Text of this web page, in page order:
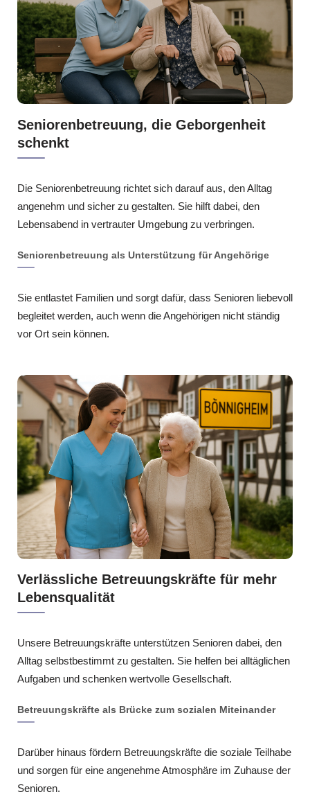
Verlässliche Betreuungskräfte für mehr
Lebensqualität
Unsere Betreuungskräfte unterstützen Senioren dabei, den
Alltag selbstbestimmt zu gestalten. Sie helfen bei alltäglichen
Aufgaben und schenken wertvolle Gesellschaft.
Betreuungskräfte als Brücke zum sozialen Miteinander
Darüber hinaus fördern Betreuungskräfte die soziale Teilhabe
und sorgen für eine angenehme Atmosphäre im Zuhause der
Senioren.
Seniorenbetreuung, die Geborgenheit
schenkt
Die Seniorenbetreuung richtet sich darauf aus, den Alltag
angenehm und sicher zu gestalten. Sie hilft dabei, den
Lebensabend in vertrauter Umgebung zu verbringen.
Seniorenbetreuung als Unterstützung für Angehörige
Sie entlastet Familien und sorgt dafür, dass Senioren liebevoll
begleitet werden, auch wenn die Angehörigen nicht ständig
vor Ort sein können.